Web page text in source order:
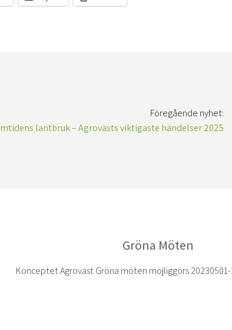
Föregående nyhet:
lantbruk – Agrovästs viktigaste händelser 2025
Gröna Möten
Konceptet Agroväst Gröna möten möjliggörs